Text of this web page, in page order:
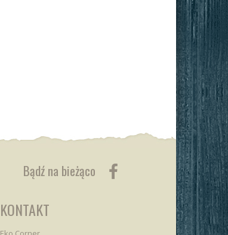
Bądź na bieżąco
KONTAKT